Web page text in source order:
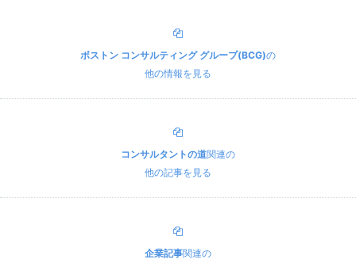
ボストン コンサルティング グループ(BCG)の
他の情報を見る
コンサルタントの道関連の
他の記事を見る
企業記事関連の